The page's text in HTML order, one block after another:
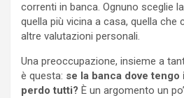
correnti in banca. Ognuno sceglie
quella più vicina a casa, quella che
altre valutazioni personali.
Una preoccupazione, insieme a
è questa: se la banca dove
perdo tutti? È un argomento un